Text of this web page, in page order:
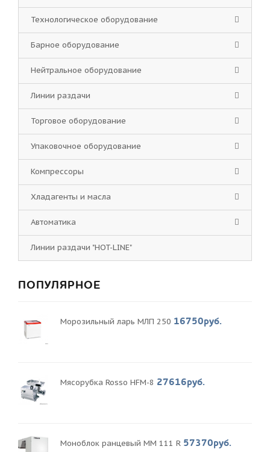
Технологическое оборудование
Барное оборудование
Нейтральное оборудование
Линии раздачи
Торговое оборудование
Упаковочное оборудование
Компрессоры
Хладагенты и масла
Автоматика
Линии раздачи "HOT-LINE"
ПОПУЛЯРНОЕ
Морозильный ларь МЛП 250 16750руб.
Мясорубка Rosso HFM-8 27616руб.
Моноблок ранцевый MM 111 R 57370руб.